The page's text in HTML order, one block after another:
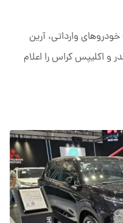
وارداتی، آرین
و اکلیپس کراس را اعلام